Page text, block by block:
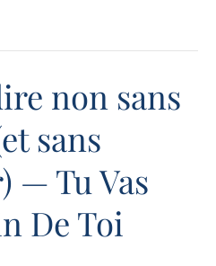
non sans
sans
— Tu Vas
De Toi